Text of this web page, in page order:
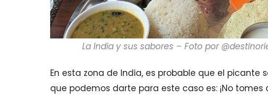
La India y sus sabores – Foto por
En esta zona de India, es probable que el picante
que podemos darte para este caso es: ¡No tomes